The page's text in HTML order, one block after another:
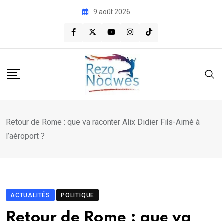
9 août 2026
Retour de Rome : que va raconter Alix Didier Fils-Aimé à
l’aéroport ?
ACTUALITÉS POLITIQUE